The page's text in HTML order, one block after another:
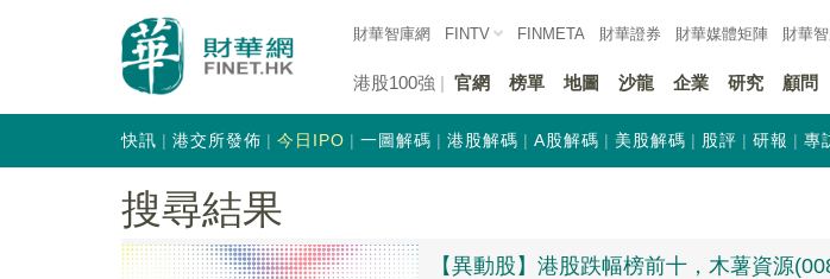
財華智庫網 FINTV FINMETA 財華證券 財華媒體矩陣 財華
港股100強 官網 榜單 地圖 沙龍 企業 研究 顧問
快訊 港交所發佈 今日IPO 一圖解碼 港股解碼 A股解碼 美股解碼 股評 研報 專
搜尋結果
【異動股】港股跌幅榜前十，木薯資源